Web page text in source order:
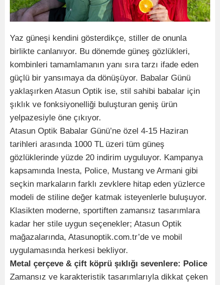
Yaz güneşi kendini gösterdikçe, stiller de onunla
birlikte canlanıyor. Bu dönemde güneş gözlükleri,
kombinleri tamamlamanın yanı sıra tarzı ifade eden
güçlü bir yansımaya da dönüşüyor. Babalar Günü
yaklaşırken Atasun Optik ise, stil sahibi babalar için
şıklık ve fonksiyonelliği buluşturan geniş ürün
yelpazesiyle öne çıkıyor.
Atasun Optik Babalar Günü’ne özel 4-15 Haziran
tarihleri arasında 1000 TL üzeri tüm güneş
gözlüklerinde yüzde 20 indirim uyguluyor. Kampanya
kapsamında Inesta, Police, Mustang ve Armani gibi
seçkin markaların farklı zevklere hitap eden yüzlerce
modeli de stiline değer katmak isteyenlerle buluşuyor.
Klasikten moderne, sportiften zamansız tasarımlara
kadar her stile uygun seçenekler; Atasun Optik
mağazalarında, Atasunoptik.com.tr’de ve mobil
uygulamasında herkesi bekliyor.
Metal çerçeve & çift köprü şıklığı sevenlere: Police
Zamansız ve karakteristik tasarımlarıyla dikkat çeken